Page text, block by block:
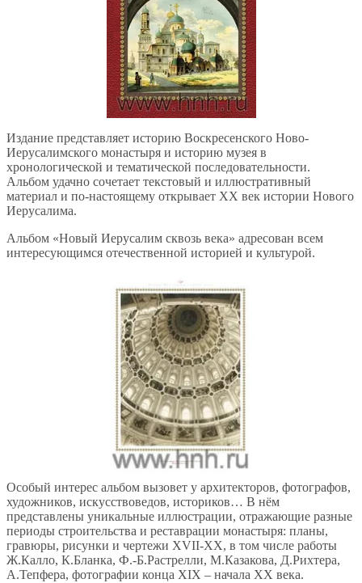
Издание представляет историю Воскресенского Ново-
Иерусалимского монастыря и историю музея в
хронологической и тематической последовательности.
Альбом удачно сочетает текстовый и иллюстративный
материал и по-настоящему открывает XX век истории Нового
Иерусалима.
Альбом «Новый Иерусалим сквозь века» адресован всем
интересующимся отечественной историей и культурой.
Особый интерес альбом вызовет у архитекторов, фотографов,
художников, искусствоведов, историков… В нём
представлены уникальные иллюстрации, отражающие разные
периоды строительства и реставрации монастыря: планы,
гравюры, рисунки и чертежи XVII-XX, в том числе работы
Ж.Калло, К.Бланка, Ф.-Б.Растрелли, М.Казакова, Д.Рихтера,
А.Тепфера, фотографии конца XIX – начала XX века.